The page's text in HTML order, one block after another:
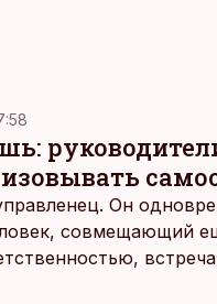
Он
совмещающий